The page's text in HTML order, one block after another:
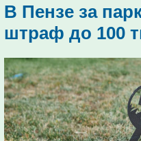
В Пензе за
штраф до 100